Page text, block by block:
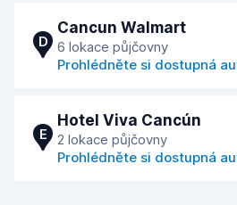
D
Cancun Walmart
6 lokace půjčovny
Prohlédněte si dostupná
E
Hotel Viva Cancún
2 lokace půjčovny
Prohlédněte si dostupná